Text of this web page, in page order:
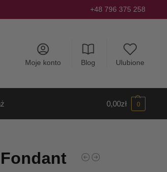
+48 796 375 258
Moje konto Blog Ulubione
0,00zł 0